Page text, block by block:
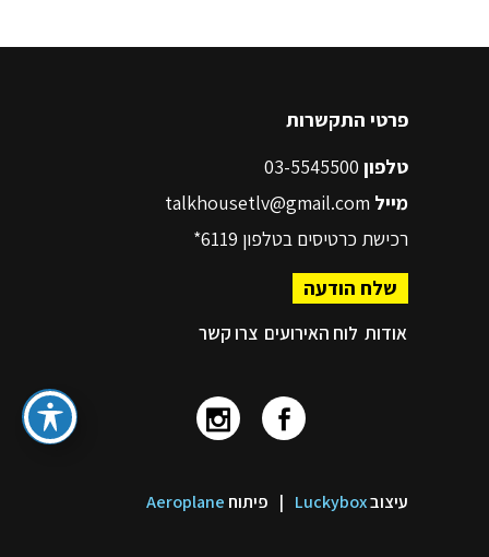
פרטי התקשרות
טלפון
מייל talkhousetlv@gmail.com
רכישת כרטיסים בטלפון 6119*
שלח הודעה
אודות לוח האירועים צרו קשר
עיצובLuckybox
| פיתוח Aeroplane